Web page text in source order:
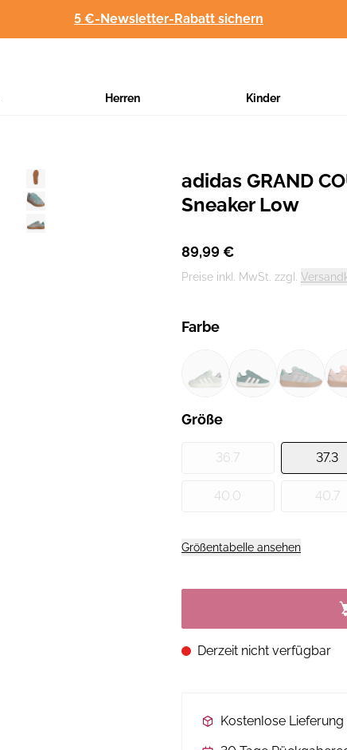
5 €-Newsletter-Rabatt sichern
Herren Kinder
Hersteller:
adidas GRAND
Sneaker Low
89,99 €
Preise inkl. MwSt. zzgl.
Farbe
Größe
36.7 37.3
40.0 40.7
Größentabelle ansehen
Derzeit nicht verfügbar
Kostenlose